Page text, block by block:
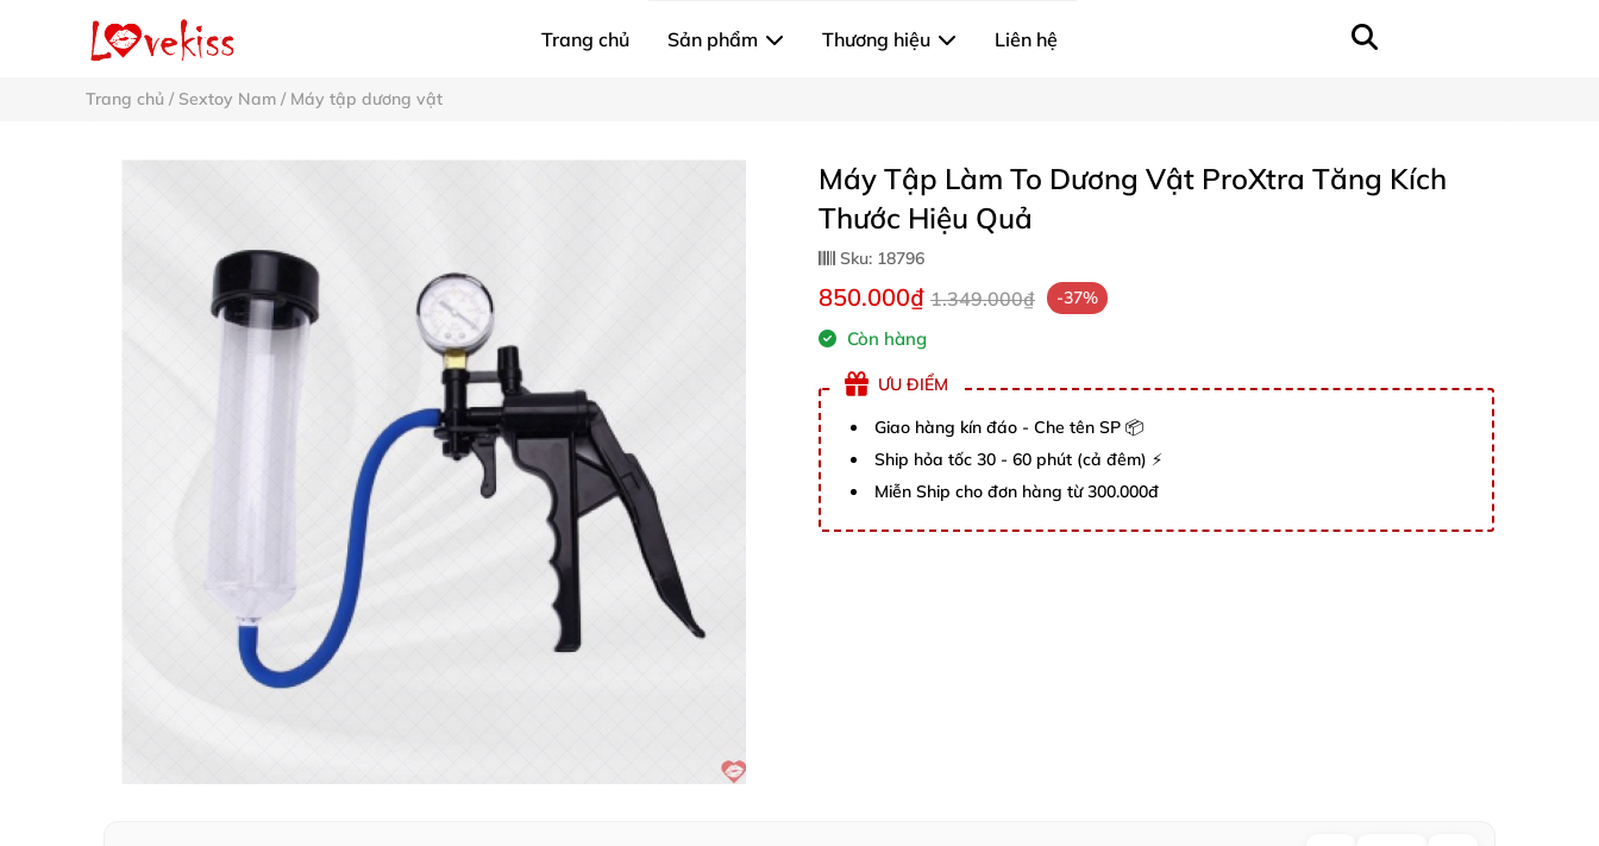
Trang chủ Sản phẩm Thương hiệu Liên hệ
Trang chủ / Sextoy Nam / Máy tập dương vật
Máy Tập Làm To Dương Vật ProXtra Tăng Kích
Thước Hiệu Quả
Sku: 18796
850.000₫ 1.349.000₫ -37%
Còn hàng
ƯU ĐIỂM
Giao hàng kín đáo - Che tên SP 📦
Ship hỏa tốc 30 - 60 phút (cả đêm) ⚡
Miễn Ship cho đơn hàng từ 300.000đ